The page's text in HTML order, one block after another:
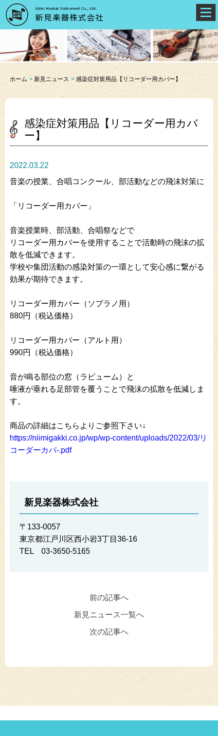
ホーム 新見ニュース 感染症対策用品【リコーダー用カバー】
感染症対策用品【リコーダー用カバ
ー】
2022.03.22
音楽の授業、合唱コンクール、部活動などの飛沫対策に
「リコーダー用カバー」
音楽授業時、部活動、合唱祭などで
リコーダー用カバーを使用することで活動時の飛沫の拡
散を低減できます。
学校や集団活動の感染対策の一環として安心感に繋がる
効果が期待できます。
リコーダー用カバー（ソプラノ用）
880円（税込価格）
リコーダー用カバー（アルト用）
990円（税込価格）
音が鳴る部位の窓（ラビューム）と
唾液が垂れる足部管を覆うことで飛沫の拡散を低減しま
す。
商品の詳細はこちらよりご参照下さい↓
https://niimigakki.co.jp/wp/wp-content/uploads/2022/03/リ
コーダーカバ-.pdf
新見楽器株式会社
〒133-0057
東京都江戸川区西小岩3丁目36-16
TEL 03-3650-5165
前の記事へ
新見ニュース一覧へ
次の記事へ